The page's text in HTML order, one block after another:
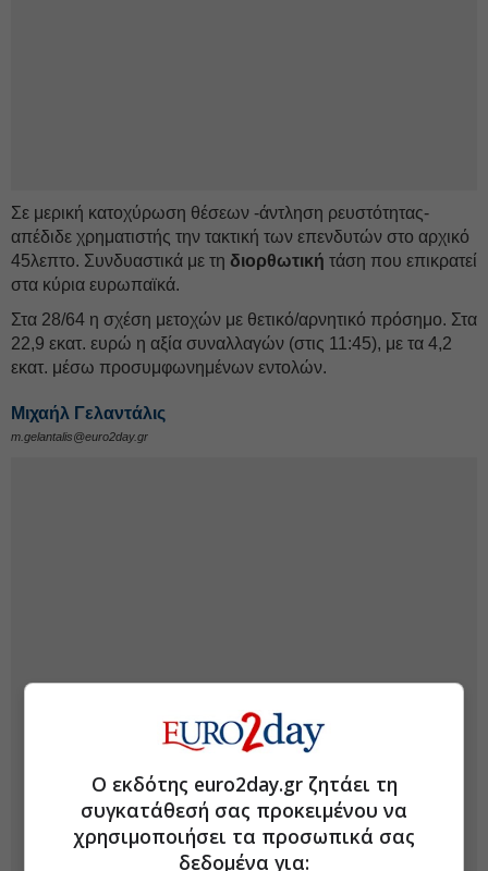
Σε μερική κατοχύρωση θέσεων -άντληση ρευστότητας-
απέδιδε χρηματιστής την τακτική των επενδυτών στο αρχικό
45λεπτο. Συνδυαστικά με τη διορθωτική τάση που επικρατεί
στα κύρια ευρωπαϊκά.
Στα 28/64 η σχέση μετοχών με θετικό/αρνητικό πρόσημο. Στα
22,9 εκατ. ευρώ η αξία συναλλαγών (στις 11:45), με τα 4,2
εκατ. μέσω προσυμφωνημένων εντολών.
Μιχαήλ Γελαντάλις
m.gelantalis@euro2day.gr
Ο εκδότης euro2day.gr ζητάει τη
συγκατάθεσή σας προκειμένου να
χρησιμοποιήσει τα προσωπικά σας
δεδομένα για: